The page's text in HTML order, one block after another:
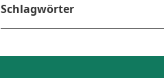
Schlagwörter